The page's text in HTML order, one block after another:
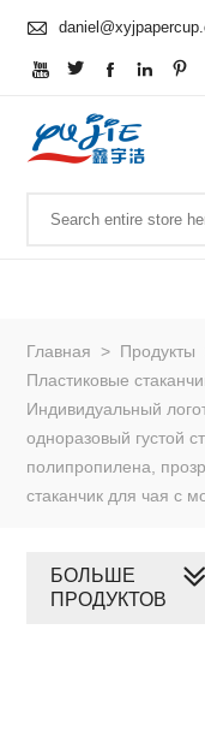

    
Главная > Продукты
Пластиковые
Индивидуальный
одноразовый густой
полипропилена,
стаканчик для чая с
БОЛЬШЕ
ПРОДУКТОВ